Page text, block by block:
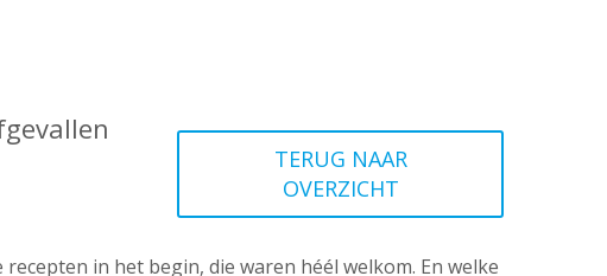
TERUG NAAR
OVERZICHT
in het begin, die waren héél welkom. En welke